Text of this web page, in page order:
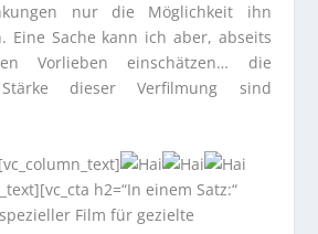
nur die Möglichkeit ihn
Eine Sache kann ich aber, abseits
Vorlieben einschätzen… die
dieser Verfilmung sind
h2=“In einem Satz:“
Film für gezielte